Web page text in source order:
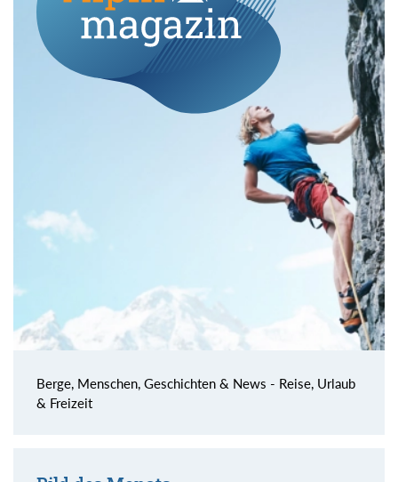
Berge, Menschen, Geschichten & News - Reise, Urlaub
& Freizeit